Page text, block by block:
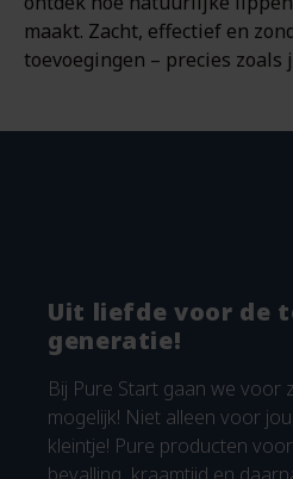
maakt. Zacht, effectief en
toevoegingen – precies zoals
Uit liefde voor de
generatie!
Bij Pure Start gaan we voor
mogelijk! Niet alleen voor
kleintje! Pure producten